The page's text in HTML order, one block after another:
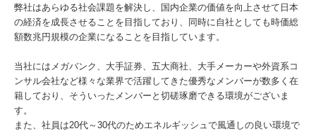
弊社はあらゆる社会課題を解決し、国内企業の価値を向上させて日本
の経済を成長させることを目指しており、同時に自社としても時価総
額数兆円規模の企業になることを目指しています。
当社にはメガバンク、大手証券、五大商社、大手メーカーや外資系コ
ンサル会社など様々な業界で活躍してきた優秀なメンバーが数多く在
籍しており、そういったメンバーと切磋琢磨できる環境がございま
す。
また、社員は20代～30代のためエネルギッシュで風通しの良い環境で